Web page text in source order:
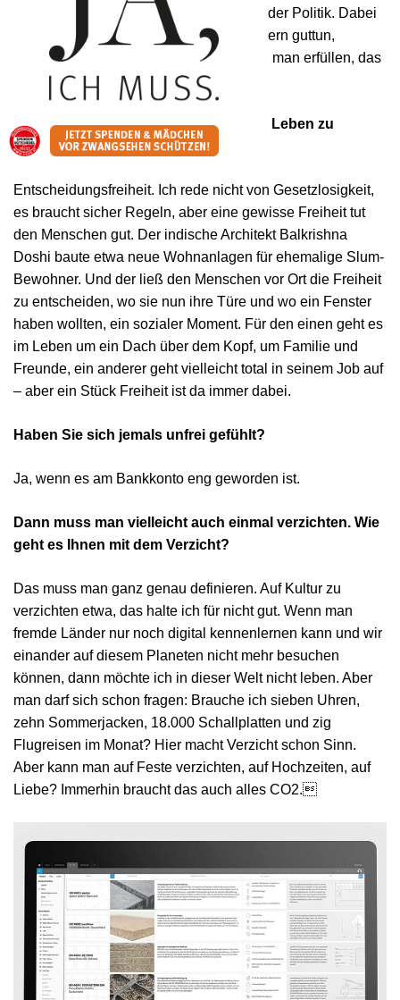
Werbung wird viel behauptet, ebenso in der Politik. Dabei
würde es auch Politikerinnen und Politikern guttun,
Wünsche zu formulieren. Wünsche kann man erfüllen, das
gefällt mir.
Was wünschen Sie sich, um ein gutes Leben zu
führen?
Entscheidungsfreiheit. Ich rede nicht von Gesetzlosigkeit,
es braucht sicher Regeln, aber eine gewisse Freiheit tut
den Menschen gut. Der indische Architekt Balkrishna
Doshi baute etwa neue Wohnanlagen für ehemalige Slum-
Bewohner. Und der ließ den Menschen vor Ort die Freiheit
zu entscheiden, wo sie nun ihre Türe und wo ein Fenster
haben wollten, ein sozialer Moment. Für den einen geht es
im Leben um ein Dach über dem Kopf, um Familie und
Freunde, ein anderer geht vielleicht total in seinem Job auf
– aber ein Stück Freiheit ist da immer dabei.
Haben Sie sich jemals unfrei gefühlt?
Ja, wenn es am Bankkonto eng geworden ist.
Dann muss man vielleicht auch einmal verzichten. Wie
geht es Ihnen mit dem Verzicht?
Das muss man ganz genau definieren. Auf Kultur zu
verzichten etwa, das halte ich für nicht gut. Wenn man
fremde Länder nur noch digital kennenlernen kann und wir
einander auf diesem Planeten nicht mehr besuchen
können, dann möchte ich in dieser Welt nicht leben. Aber
man darf sich schon fragen: Brauche ich sieben Uhren,
zehn Sommerjacken, 18.000 Schallplatten und zig
Flugreisen im Monat? Hier macht Verzicht schon Sinn.
Aber kann man auf Feste verzichten, auf Hochzeiten, auf
Liebe? Immerhin braucht das auch alles CO2.